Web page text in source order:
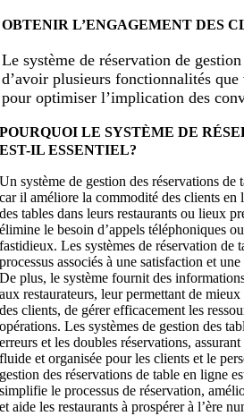
OBTENIR L’ENGAGEMENT DES
Le système de réservation de
d’avoir plusieurs fonctionnalités
pour optimiser l’implication des
POURQUOI LE SYSTÈME DE
EST-IL ESSENTIEL?
Un système de gestion des réservations de
car il améliore la commodité des clients en
des tables dans leurs restaurants ou lieux
élimine le besoin d’appels téléphoniques
fastidieux. Les systèmes de réservation de
processus associés à une satisfaction et
De plus, le système fournit des
aux restaurateurs, leur permettant de
des clients, de gérer efficacement les
opérations. Les systèmes de gestion des
erreurs et les doubles réservations,
fluide et organisée pour les clients et le
gestion des réservations de table en ligne
simplifie le processus de réservation,
et aide les restaurants à prospérer à l’ère